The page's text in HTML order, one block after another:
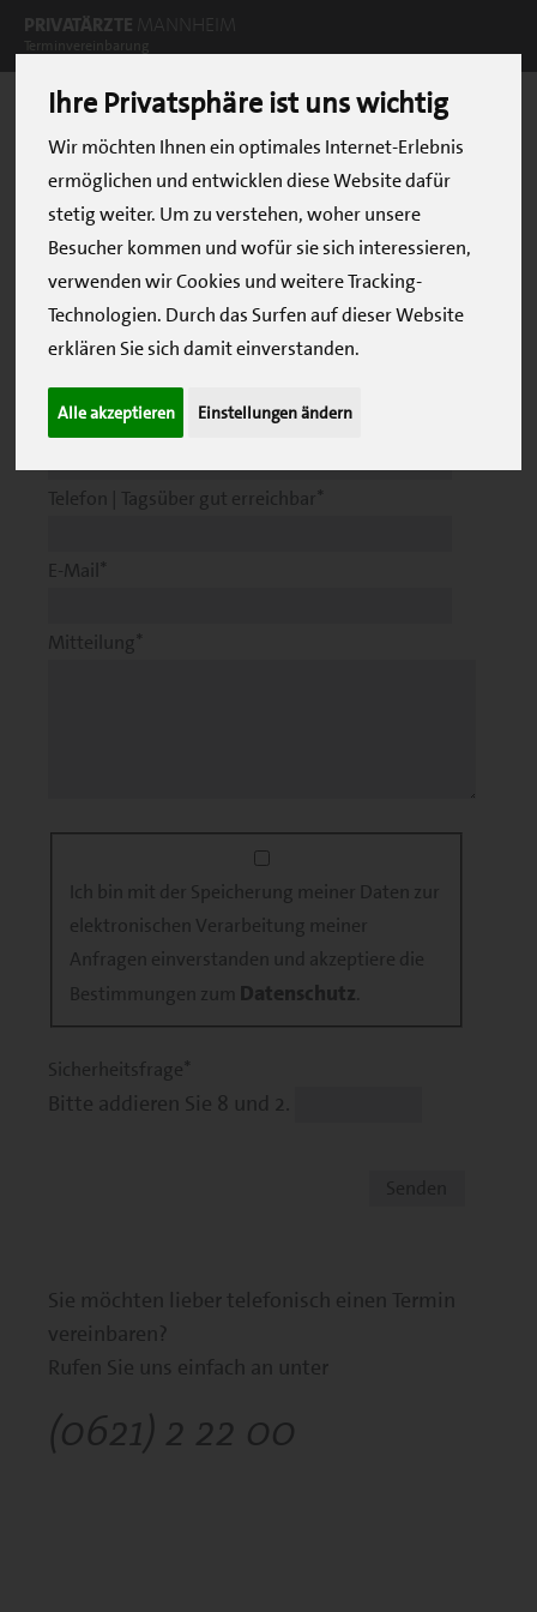
Ihre Privatsphäre ist uns wichtig
Wir möchten Ihnen ein optimales Internet-Erlebnis
ermöglichen und entwicklen diese Website dafür
stetig weiter. Um zu verstehen, woher unsere
Besucher kommen und wofür sie sich interessieren,
verwenden wir Cookies und weitere Tracking-
Technologien. Durch das Surfen auf dieser Website
erklären Sie sich damit einverstanden.
Alle akzeptieren Einstellungen ändern
Zurück
PRIVATÄRZTE MANNHEIM
Terminvereinbarung
Sie möchten gerne
einen Termin vereinbaren ...
Pflichtfeld
Arzt | Fachrichtung*
Pflichtfeld
Vorname*
Pflichtfeld
Nachname*
Pflichtfeld
Telefon | Tagsüber gut erreichbar *
Pflichtfeld
E-Mail *
Pflichtfeld
Mitteilung*
Ich bin mit der Speicherung meiner Daten zur
elektronischen Verarbeitung meiner
Anfragen einverstanden und akzeptiere die
Bestimmungen zum Datenschutz
Pflichtfeld
Sicherheitsfrage*
Bitte addieren Sie 8 und 2.
Sie möchten lieber telefonisch einen Termin
vereinbaren?
Rufen Sie uns einfach an unter
(0621) 2 22 00